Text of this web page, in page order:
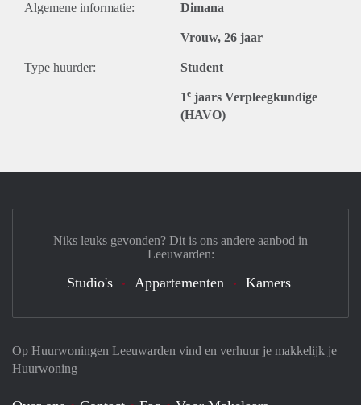
Algemene informatie: Dimana
Vrouw, 26 jaar
Type huurder: Student
1e jaars Verpleegkundige
(HAVO)
Op Huurwoningen Leeuwarden vind en verhuur je makkelijk je
Huurwoning
Niks leuks gevonden? Dit is ons andere aanbod in
Leeuwarden:
Studio's Appartementen Kamers